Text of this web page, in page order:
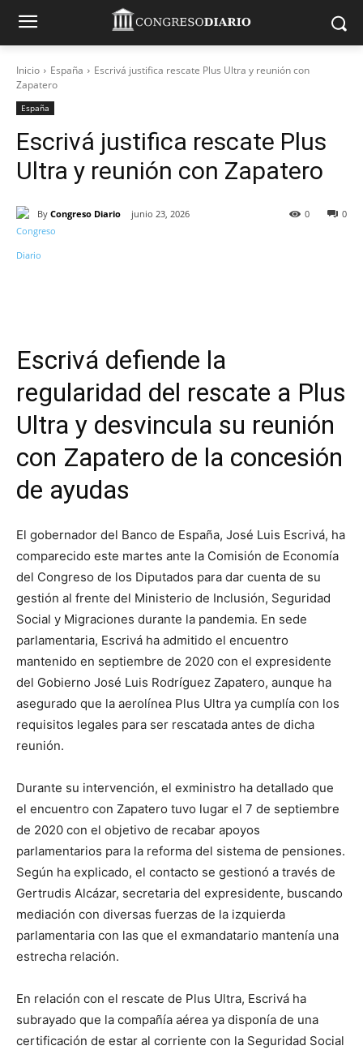
Inicio España
Escrivá justifica rescate Plus Ultra y reunión con
Zapatero
España
Escrivá justifica rescate Plus
Ultra y reunión con Zapatero
By Congreso Diario junio 23, 2026 0
0
Escrivá defiende la
regularidad del rescate a Plus
Ultra y desvincula su reunión
con Zapatero de la concesión
de ayudas
El gobernador del Banco de España, José Luis Escrivá, ha
comparecido este martes ante la Comisión de Economía
del Congreso de los Diputados para dar cuenta de su
gestión al frente del Ministerio de Inclusión, Seguridad
Social y Migraciones durante la pandemia. En sede
parlamentaria, Escrivá ha admitido el encuentro
mantenido en septiembre de 2020 con el expresidente
del Gobierno José Luis Rodríguez Zapatero, aunque ha
asegurado que la aerolínea Plus Ultra ya cumplía con los
requisitos legales para ser rescatada antes de dicha
reunión.
Durante su intervención, el exministro ha detallado que
el encuentro con Zapatero tuvo lugar el 7 de septiembre
de 2020 con el objetivo de recabar apoyos
parlamentarios para la reforma del sistema de pensiones.
Según ha explicado, el contacto se gestionó a través de
Gertrudis Alcázar, secretaria del expresidente, buscando
mediación con diversas fuerzas de la izquierda
parlamentaria con las que el exmandatario mantenía una
estrecha relación.
En relación con el rescate de Plus Ultra, Escrivá ha
subrayado que la compañía aérea ya disponía de una
certificación de estar al corriente con la Seguridad Social